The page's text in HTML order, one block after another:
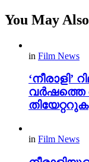
You May
in Film News
വർഷത്തെ
in Film News